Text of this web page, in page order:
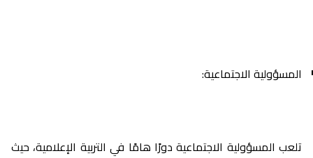
المسؤولية الاجتماعية:
تلعب المسؤولية الاجتماعية دورًا هامًا في التربية الإعلامية، حيث